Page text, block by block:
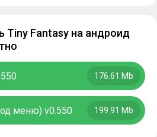
Tiny Fantasy на андроид
176.61 Mb
меню) v0.550 199.91 Mb